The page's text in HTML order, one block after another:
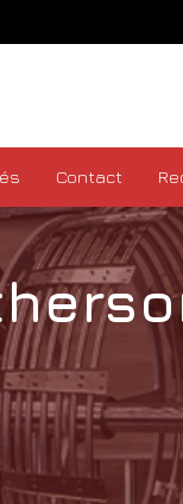
Contact